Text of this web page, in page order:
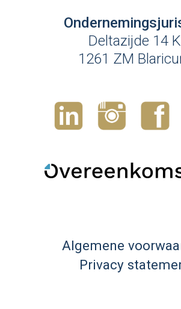
Deltazijde 14 K
1261 ZM
Algemene
Privacy